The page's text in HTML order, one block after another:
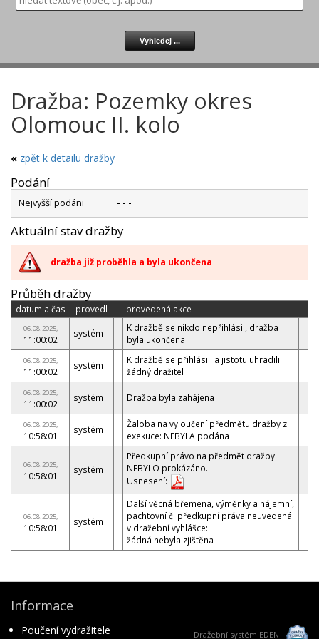
Dražba: Pozemky okres
Olomouc II. kolo
« zpět k detailu dražby
Podání
Nejvyšší podáni - - -
Aktuální stav dražby
dražba již proběhla a byla ukončena
Průběh dražby
datum a čas provedl provedená akce
06.08.2025,
11:00:02
systém
K dražbě se nikdo nepřihlásil, dražba
byla ukončena
06.08.2025,
11:00:02
systém
K dražbě se přihlásili a jistotu uhradili:
žádný dražitel
06.08.2025,
11:00:02
systém Dražba byla zahájena
06.08.2025,
10:58:01
systém
Žaloba na vyloučení předmětu dražby z
exekuce: NEBYLA podána
06.08.2025,
10:58:01
systém
Předkupní právo na předmět dražby
NEBYLO prokázáno.
Usnesení:
06.08.2025,
10:58:01
systém
Další věcná břemena, výměnky a nájemní,
pachtovní či předkupní práva neuvedená
v dražební vyhlášce:
žádná nebyla zjištěna
Informace
Poučení vydražitele
Dražební systém EDEN